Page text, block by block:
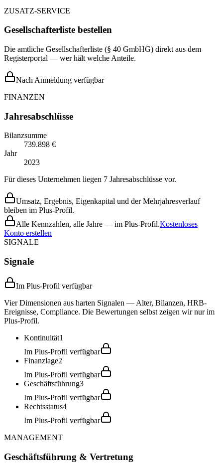
ZUSATZ-SERVICE
Gesellschafterliste bestellen
Die amtliche Gesellschafterliste (§ 40 GmbHG) direkt aus dem
Registerportal — wer hält welche Anteile.
Nach Anmeldung verfügbar
FINANZEN
Jahresabschlüsse
Bilanzsumme
739.898 €
Jahr
2023
Für dieses Unternehmen liegen 7 Jahresabschlüsse vor.
Umsatz, Ergebnis, Eigenkapital und der Mehrjahresverlauf
bleiben im Plus-Profil.
Alle Kennzahlen, alle Jahre — im Plus-Profil.Kostenloses
Konto erstellen
SIGNALE
Signale
Im Plus-Profil verfügbar
Vier Dimensionen aus harten Signalen — Alter, Bilanzen, HRB-
Ereignisse, Compliance. Die Bewertungen selbst zeigen wir nur im
Plus-Profil.
Kontinuität1
Im Plus-Profil verfügbar
Finanzlage2
Im Plus-Profil verfügbar
Geschäftsführung3
Im Plus-Profil verfügbar
Rechtsstatus4
Im Plus-Profil verfügbar
MANAGEMENT
Geschäftsführung & Vertretung